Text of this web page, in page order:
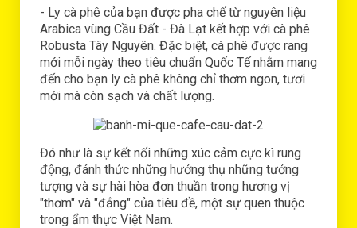
- Ly cà phê của bạn được pha chế từ nguyên liệu
Arabica vùng Cầu Đất - Đà Lạt kết hợp với cà phê
Robusta Tây Nguyên. Đặc biệt, cà phê được rang
mới mỗi ngày theo tiêu chuẩn Quốc Tế nhằm mang
đến cho bạn ly cà phê không chỉ thơm ngon, tươi
mới mà còn sạch và chất lượng.
Đó như là sự kết nối những xúc cảm cực kì rung
động, đánh thức những hưởng thụ những tưởng
tượng và sự hài hòa đơn thuần trong hương vị
"thơm" và "đắng" của tiêu đề, một sự quen thuộc
trong ẩm thực Việt Nam.